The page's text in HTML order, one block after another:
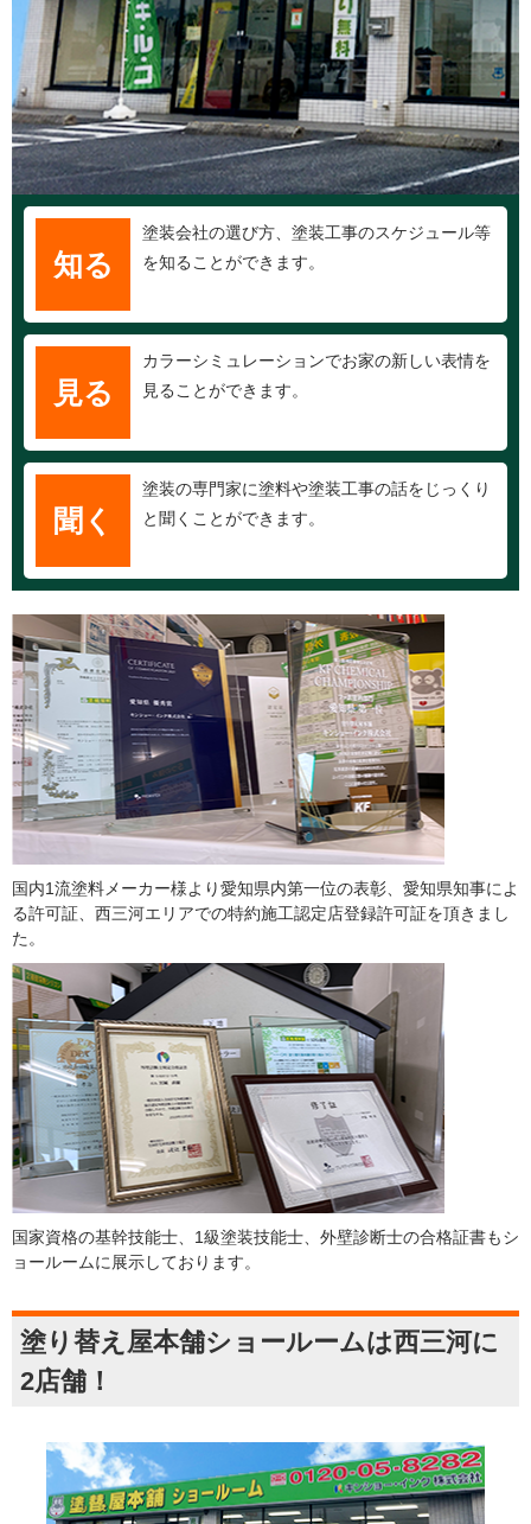
知る
塗装会社の選び方、塗装工事のスケジュール等
を知ることができます。
見る
カラーシミュレーションでお家の新しい表情を
見ることができます。
聞く
塗装の専門家に塗料や塗装工事の話をじっくり
と聞くことができます。
国内1流塗料メーカー様より愛知県内第一位の表彰、愛知県知事によ
る許可証、西三河エリアでの特約施工認定店登録許可証を頂きまし
た。
国家資格の基幹技能士、1級塗装技能士、外壁診断士の合格証書もシ
ョールームに展示しております。
塗り替え屋本舗ショールームは西三河に
2店舗！